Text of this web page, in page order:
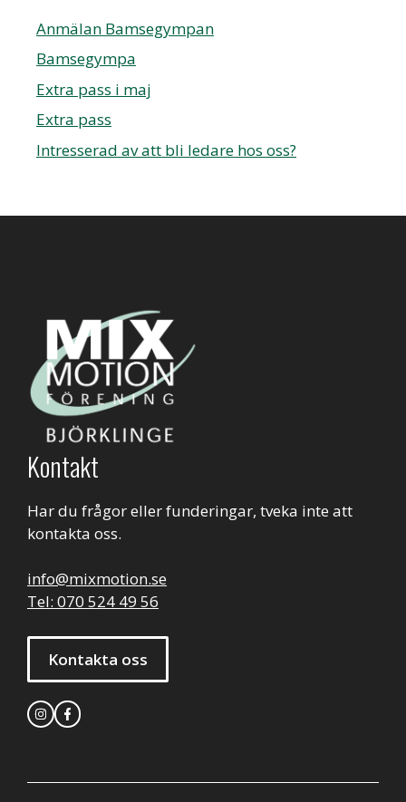
Anmälan Bamsegympan
Bamsegympa
Extra pass i maj
Extra pass
Intresserad av att bli ledare hos oss?
Kontakt
Har du frågor eller funderingar, tveka inte att
kontakta oss.
info@mixmotion.se
Tel: 070 524 49 56
Kontakta oss